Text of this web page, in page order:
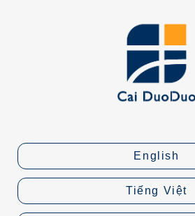
English
Tiếng Việt